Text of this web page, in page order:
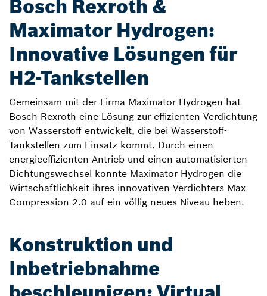
Bosch Rexroth &
Maximator Hydrogen:
Innovative Lösungen für
H2-Tankstellen
Gemeinsam mit der Firma Maximator Hydrogen hat
Bosch Rexroth eine Lösung zur effizienten Verdichtung
von Wasserstoff entwickelt, die bei Wasserstoff-
Tankstellen zum Einsatz kommt. Durch einen
energieeffizienten Antrieb und einen automatisierten
Dichtungswechsel konnte Maximator Hydrogen die
Wirtschaftlichkeit ihres innovativen Verdichters Max
Compression 2.0 auf ein völlig neues Niveau heben.
Konstruktion und
Inbetriebnahme